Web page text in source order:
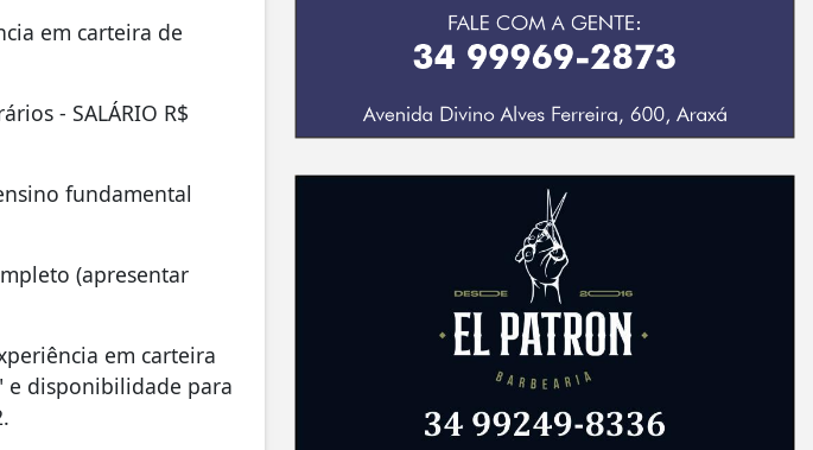
em carteira de
- SALÁRIO R$
fundamental
(apresentar
em carteira
e disponibilidade para